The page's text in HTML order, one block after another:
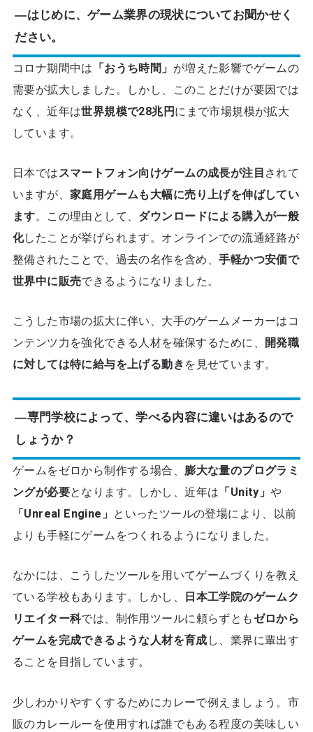
―はじめに、ゲーム業界の現状についてお聞かせく
ださい。
コロナ期間中は 「おうち時間」 が増えた影響でゲームの
需要が拡大しました。しかし、このことだけが要因では
なく、近年は世界規模で28兆円 にまで市場規模が拡大
しています。
日本ではスマートフォン向けゲームの成長が注目 されて
いますが、 家庭用ゲームも大幅に売り上げを伸ばしてい
ます。この理由として、 ダウンロードによる購入が一般
化したことが挙げられます。オンラインでの流通経路が
整備されたことで、過去の名作を含め、手軽かつ安価で
世界中に販売できるようになりました。
こうした市場の拡大に伴い、大手のゲームメーカーはコ
ンテンツ力を強化できる人材を確保するために、
開発職
に対しては特に給与を上げる動き を見せています。
―専門学校によって、学べる内容に違いはあるので
しょうか？
ゲームをゼロから制作する場合、 膨大な量のプログラミ
ングが必要となります。しかし、近年は 「Unity」や
「Unreal Engine」 といったツールの登場により、以前
よりも手軽にゲームをつくれるようになりました。
なかには、こうしたツールを用いてゲームづくりを教え
ている学校もあります。しかし、
日本工学院のゲームク
リエイター科では、制作用ツールに頼らずともゼロから
ゲームを完成できるような人材を育成 し、業界に輩出す
ることを目指しています。
少しわかりやすくするためにカレーで例えましょう。市
販のカレールーを使用すれば誰でもある程度の美味しい